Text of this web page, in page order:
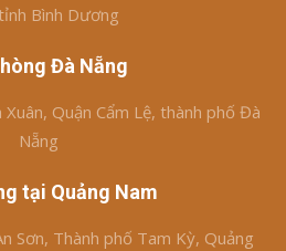
Bình Dương
Đà Nẵng
Quận Cẩm Lệ, thành phố Đà
Nẵng
tại Quảng Nam
Sơn, Thành phố Tam Kỳ, Quảng